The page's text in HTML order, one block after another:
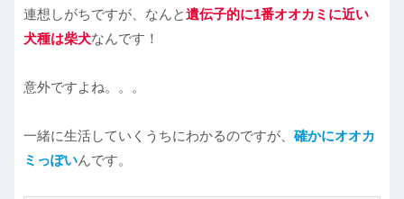
連想しがちですが、なんと遺伝子的に1番オオカミに近い
犬種は柴犬なんです！
意外ですよね。。。
一緒に生活していくうちにわかるのですが、 確かにオオカ
ミっぽいんです。